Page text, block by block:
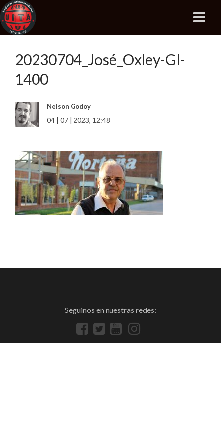
20230704_José_Oxley-GI-
1400
Nelson Godoy
04 | 07 | 2023, 12:48
Seguinos en nuestras redes: